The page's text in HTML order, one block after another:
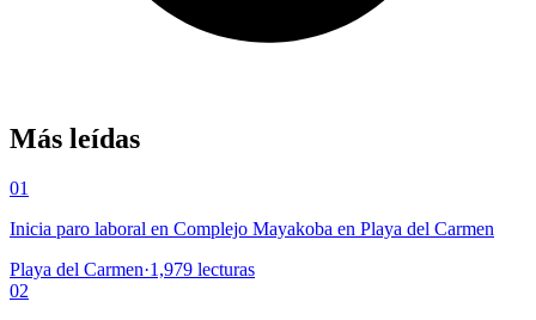
Más leídas
01
Inicia paro laboral en Complejo Mayakoba en Playa del Carmen
Playa del Carmen·1,979 lecturas
02